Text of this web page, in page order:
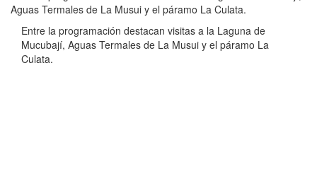
Aguas Termales de La Musui y el páramo La Culata.
Entre la programación destacan visitas a la Laguna de
Mucubají, Aguas Termales de La Musui y el páramo La
Culata.